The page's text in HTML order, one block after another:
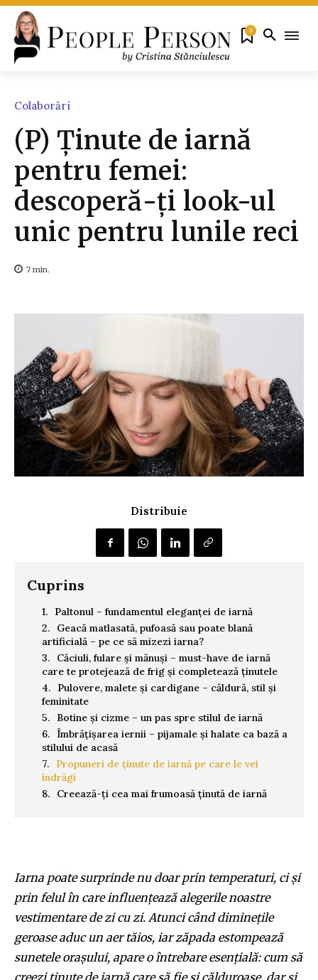
0
Colaborări
(P) Ținute de iarnă
pentru femei:
descoperă-ți look-ul
unic pentru lunile reci
7 min.
Distribuie
Cuprins
Paltonul – fundamentul eleganței de iarnă
Geacă matlasată, pufoasă sau poate blană
artificială – pe ce să mizezi iarna?
Căciuli, fulare și mănuși – must-have de iarnă
care te protejează de frig și completează ținutele
Pulovere, malete și cardigane – căldură, stil și
feminitate
Botine și cizme – un pas spre stilul de iarnă
Îmbrățișarea iernii – pijamale și halate ca bază a
stilului de acasă
Propuneri de ținute de iarnă pe care le vei
îndrăgi
Creează-ți cea mai frumoasă ținută de iarnă
Iarna poate surprinde nu doar prin temperaturi, ci și
prin felul în care influențează alegerile noastre
vestimentare de zi cu zi. Atunci când diminețile
geroase aduc un aer tăios, iar zăpada estompează
sunetele orașului, apare o întrebare esențială: cum să